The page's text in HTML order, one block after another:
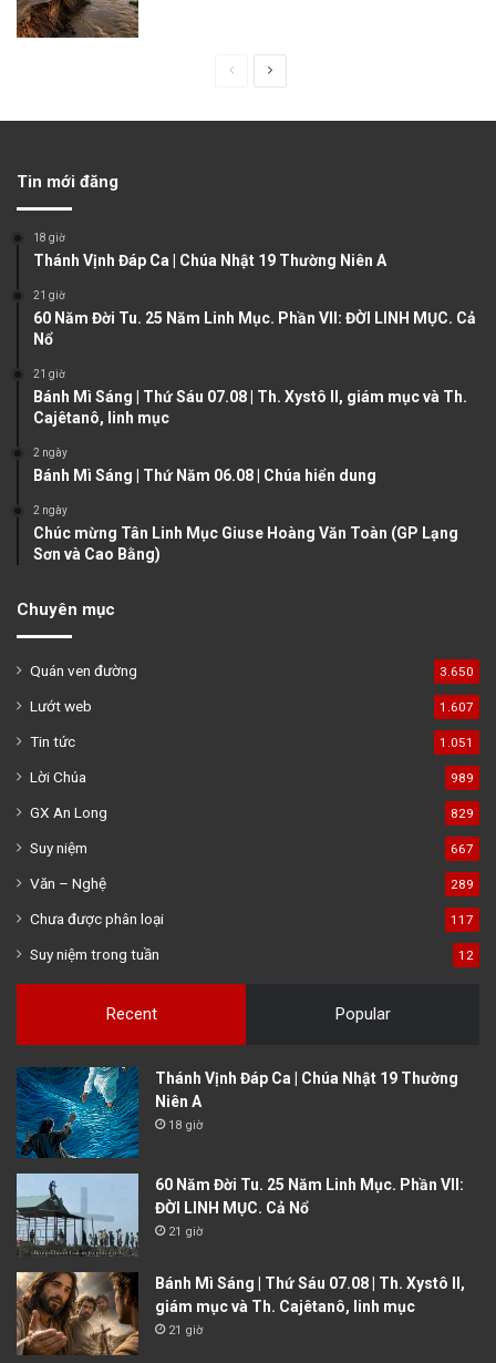
u
g
Tin mới đăng
18 giờ
Thánh Vịnh Đáp Ca | Chúa Nhật 19 Thường Niên A
21 giờ
60 Năm Đời Tu. 25 Năm Linh Mục. Phần VII: ĐỜI LINH MỤC. Cả
Nổ
21 giờ
Bánh Mì Sáng | Thứ Sáu 07.08 | Th. Xystô II, giám mục và Th.
Cajêtanô, linh mục
2 ngày
Bánh Mì Sáng | Thứ Năm 06.08 | Chúa hiển dung
2 ngày
Chúc mừng Tân Linh Mục Giuse Hoàng Văn Toàn (GP Lạng
Sơn và Cao Bằng)
Chuyên mục
Quán ven đường 3.650
Lướt web 1.607
Tin tức 1.051
Lời Chúa 989
GX An Long 829
Suy niệm 667
Văn – Nghệ 289
Chưa được phân loại 117
Suy niệm trong tuần 12
Recent Popular
Thánh Vịnh Đáp Ca | Chúa Nhật 19 Thường
Niên A
18 giờ
60 Năm Đời Tu. 25 Năm Linh Mục. Phần VII:
ĐỜI LINH MỤC. Cả Nổ
21 giờ
Bánh Mì Sáng | Thứ Sáu 07.08 | Th. Xystô II,
giám mục và Th. Cajêtanô, linh mục
21 giờ